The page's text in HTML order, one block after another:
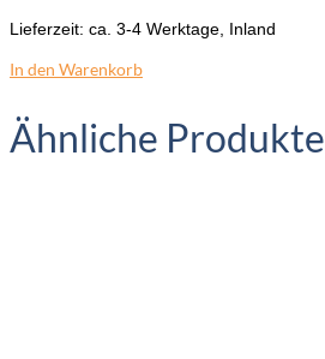
Lieferzeit: ca. 3-4 Werktage, Inland
In den Warenkorb
Ähnliche Produkte